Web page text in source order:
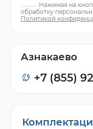
Нажимая на
обработку
Политикой
Азнакаево
+7 (855)